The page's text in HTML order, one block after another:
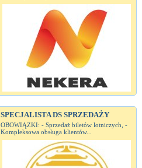
SPECJALISTA DS SPRZEDAŻY
OBOWIĄZKI: - Sprzedaż biletów lotniczych, -
Kompleksowa obsługa klientów...